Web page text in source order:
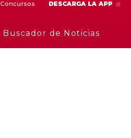
Concursos DESCARGA LA APP
Buscador de Noticias